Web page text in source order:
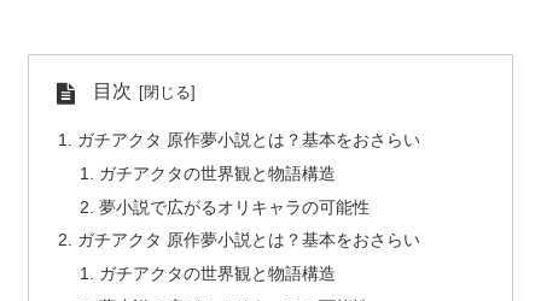
目次
ガチアクタ 原作夢小説とは？基本をおさらい
ガチアクタの世界観と物語構造
夢小説で広がるオリキャラの可能性
ガチアクタ 原作夢小説とは？基本をおさらい
ガチアクタの世界観と物語構造